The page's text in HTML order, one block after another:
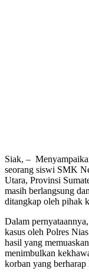
Siak, –
seorang siswi SMK
Utara, Provinsi
masih berlangsung
ditangkap oleh pihak
Dalam
kasus oleh Polres
hasil yang
menimbulkan
korban yang berharap